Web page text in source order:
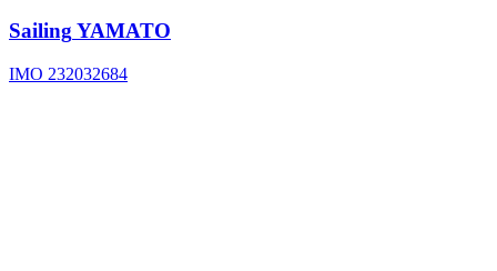
SailingYAMATO
IMO 232032684